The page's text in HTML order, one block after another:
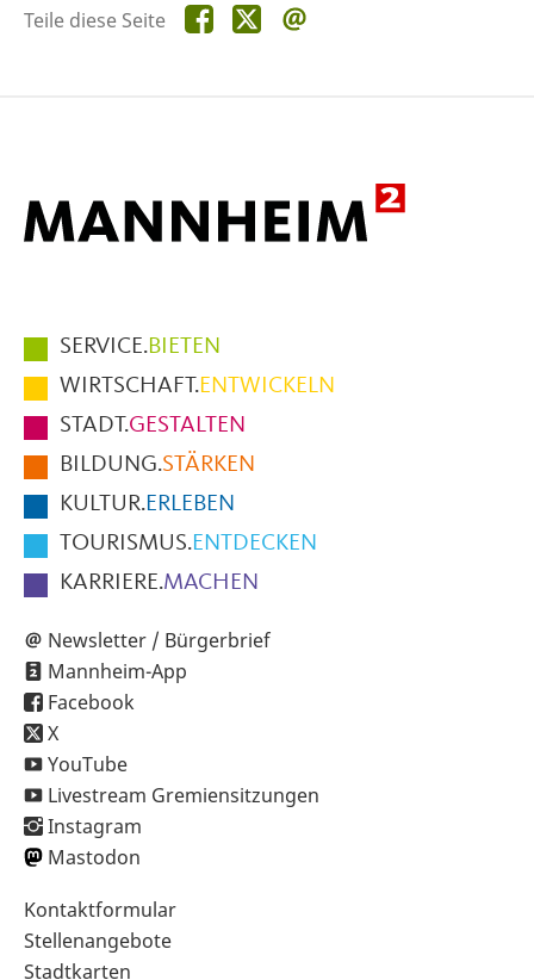
Teile diese Seite Teile
diese
Teile
diese
Hauptmenüpunkte
im
Fußbereich
der
Seite
SERVICE.BIETEN
WIRTSCHAFT.ENTWICKELN
STADT.GESTALTEN
BILDUNG.STÄRKEN
KULTUR.ERLEBEN
TOURISMUS.ENTDECKEN
KARRIERE.MACHEN
Newsletter / Bürgerbrief
Mannheim-App
Facebook
X
YouTube
Livestream Gremiensitzungen
Instagram
Mastodon
Sekundärnavigation
im
Fußbereich
Kontaktformular
Stellenangebote
Stadtkarten